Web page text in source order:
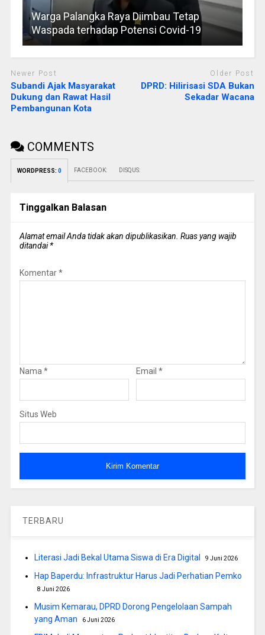
Warga Palangka Raya Diimbau Tetap
Waspada terhadap Potensi Covid-19
Newer Post
Subandi Ajak Masyarakat
Dukung dan Rawat Hasil
Pembangunan Kota
Older Post
DPRD: Hilirisasi SDA Bukan
Sekadar Wacana
COMMENTS
WORDPRESS: 0 FACEBOOK: DISQUS:
Tinggalkan Balasan
Alamat email Anda tidak akan dipublikasikan. Ruas yang wajib
ditandai*
Komentar*
Nama * Email *
Situs Web
TERBARU
Literasi Jadi Bekal Utama Siswa di Era Digital 9 Juni 2026
Hap Baperdu: Infrastruktur Harus Jadi Perhatian Pemko
8 Juni 2026
Musim Kemarau, DPRD Dorong Pengelolaan Sampah
yang Aman
6 Juni 2026